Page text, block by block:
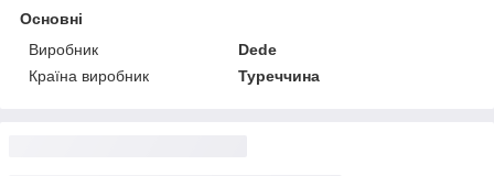
Основні
Виробник
Dede
Країна виробник
Туреччина